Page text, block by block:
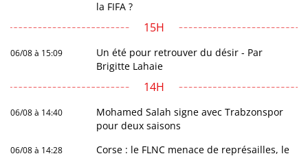
la FIFA ?
15H
06/08 à 15:09
Un été pour retrouver du désir - Par
Brigitte Lahaie
14H
06/08 à 14:40
Mohamed Salah signe avec Trabzonspor
pour deux saisons
06/08 à 14:28
Corse : le FLNC menace de représailles, le